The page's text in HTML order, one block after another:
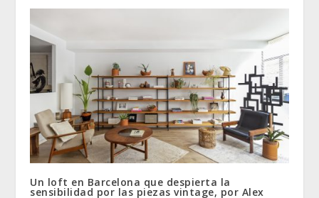
Un loft en Barcelona que despierta la
sensibilidad por las piezas vintage, por Alex